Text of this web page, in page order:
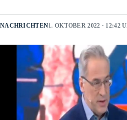
NACHRICHTEN1. OKTOBER 2022 · 12:42